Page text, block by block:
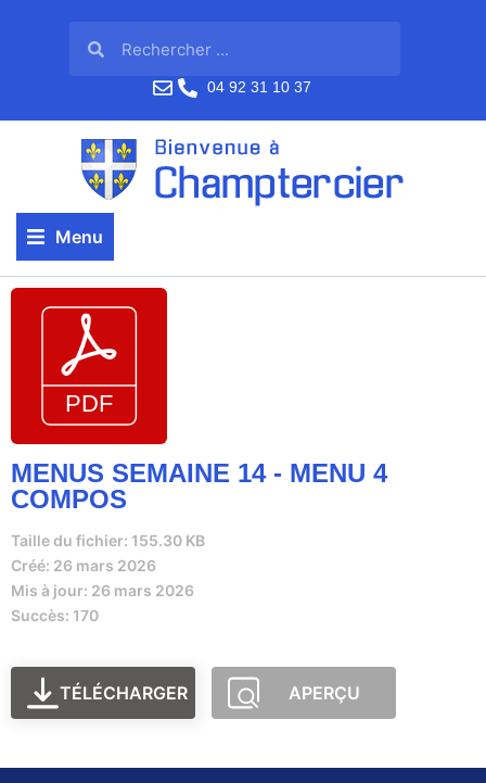
04 92 31 10 37
Menu
MENUS SEMAINE 14 - MENU 4
COMPOS
Taille du fichier: 155.30 KB
Créé: 26 mars 2026
Mis à jour: 26 mars 2026
Succès: 170
TÉLÉCHARGER APERÇU